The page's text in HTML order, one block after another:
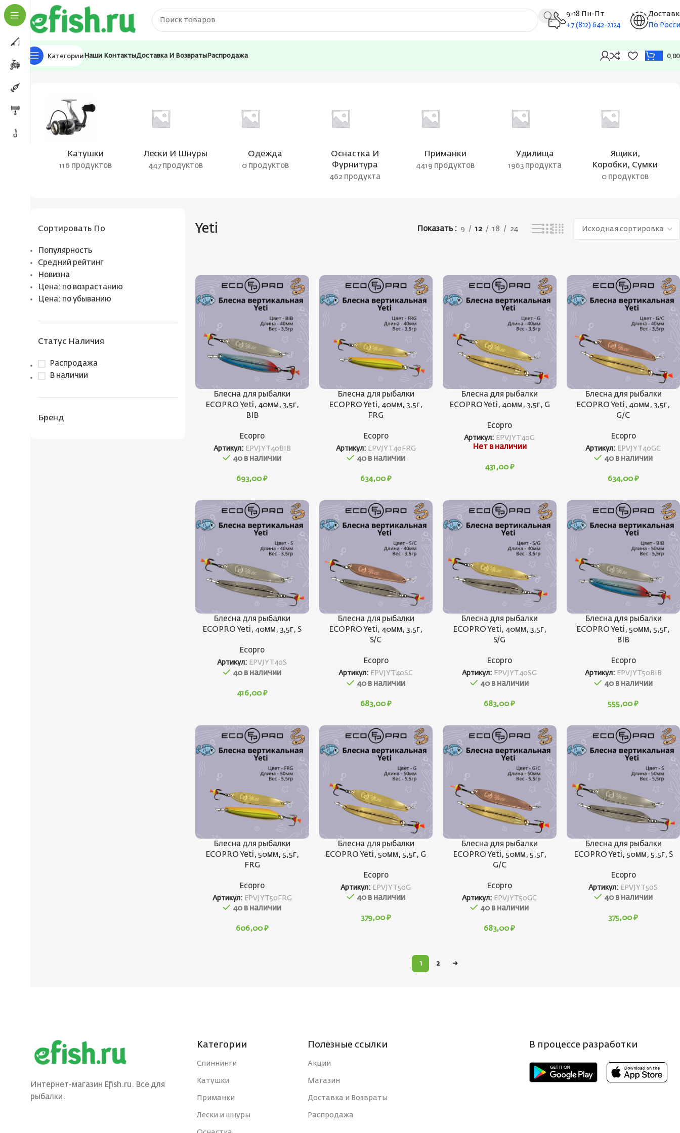
9-18 Пн-Пт
+7 (812) 642-2124
По
Категории Наши КонтактыДоставка И Возвраты Распродажа
Главная Товары с меткой “Yeti”
Катушки
116 продуктов
Лески И Шнуры
447 продуктов
Одежда
0 продуктов
Оснастка И
Фурнитура
462 продукта
Приманки
4419 продуктов
Удилища
1963 продукта
Ящики,
Коробки, Сумки
0 продуктов
Сортировать По
Популярность
Средний рейтинг
Новизна
Цена: по возрастанию
Цена: по убыванию
Статус Наличия
Распродажа
В наличии
Бренд
Yeti Показать 9 12 18 24
Блесна для рыбалки
ECOPRO Yeti, 40мм, 3,5г,
BIB
Ecopro
Артикул: EPVJYT40BIB
40 в наличии
693,00₽
Блесна для рыбалки
ECOPRO Yeti, 40мм, 3,5г,
FRG
Ecopro
Артикул: EPVJYT40FRG
40 в наличии
634,00 ₽
Блесна для рыбалки
ECOPRO Yeti, 40мм, 3,5г, G
Ecopro
Артикул: EPVJYT40G
Нет в наличии
431,00 ₽
Блесна для рыбалки
ECOPRO Yeti, 40мм, 3,5г,
G/C
Ecopro
Артикул: EPVJYT40GC
40 в наличии
634,00 ₽
Блесна для рыбалки
ECOPRO Yeti, 40мм, 3,5г, S
Ecopro
Артикул: EPVJYT40S
40 в наличии
416,00 ₽
Блесна для рыбалки
ECOPRO Yeti, 40мм, 3,5г,
S/C
Ecopro
Артикул: EPVJYT40SC
40 в наличии
683,00 ₽
Блесна для рыбалки
ECOPRO Yeti, 40мм, 3,5г,
S/G
Ecopro
Артикул: EPVJYT40SG
40 в наличии
683,00₽
Блесна для рыбалки
ECOPRO Yeti, 50мм, 5,5г,
BIB
Ecopro
Артикул: EPVJYT50BIB
40 в наличии
555,00₽
Блесна для рыбалки
ECOPRO Yeti, 50мм, 5,5г,
FRG
Ecopro
Артикул: EPVJYT50FRG
40 в наличии
606,00 ₽
Блесна для рыбалки
ECOPRO Yeti, 50мм, 5,5г, G
Ecopro
Артикул: EPVJYT50G
40 в наличии
379,00 ₽
Блесна для рыбалки
ECOPRO Yeti, 50мм, 5,5г,
G/C
Ecopro
Артикул: EPVJYT50GC
40 в наличии
683,00₽
Блесна для рыбалки
ECOPRO Yeti, 50мм, 5,5г, S
Ecopro
Артикул: EPVJYT50S
40 в наличии
375,00₽
1 2 →
Интернет-магазин Efish.ru. Все для
рыбалки.
Категории
Спиннинги
Катушки
Приманки
Лески и шнуры
Полезные ссылки
Акции
Магазин
Доставка и Возвраты
Распродажа
В процессе разработки